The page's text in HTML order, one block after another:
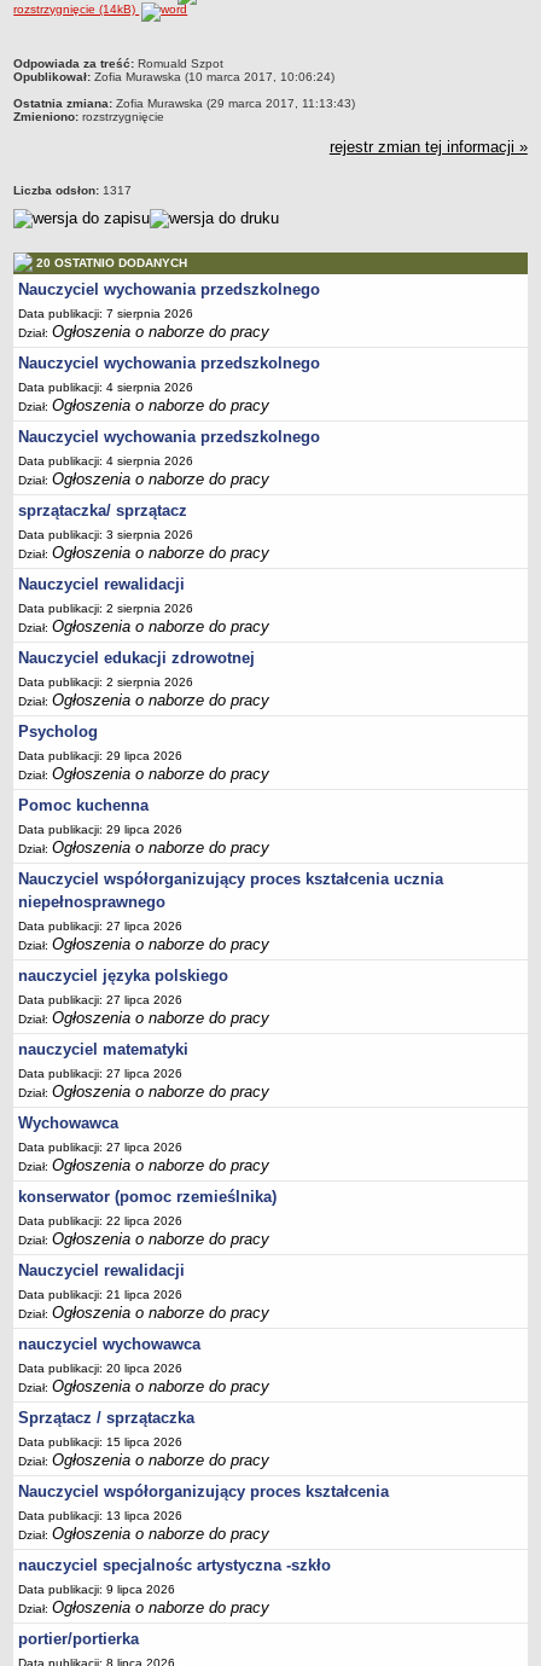
rozstrzygnięcie (14kB)
metryczka
Odpowiada za treść: Romuald Szpot
Opublikował: Zofia Murawska (10 marca 2017, 10:06:24)
Ostatnia zmiana: Zofia Murawska (29 marca 2017, 11:13:43)
Zmieniono: rozstrzygnięcie
rejestr zmian tej informacji »
Liczba odsłon: 1317
20 OSTATNIO DODANYCH
Nauczyciel wychowania przedszkolnego
Data publikacji: 7 sierpnia 2026
Dział:Ogłoszenia o naborze do pracy
Nauczyciel wychowania przedszkolnego
Data publikacji: 4 sierpnia 2026
Dział:Ogłoszenia o naborze do pracy
Nauczyciel wychowania przedszkolnego
Data publikacji: 4 sierpnia 2026
Dział:Ogłoszenia o naborze do pracy
sprzątaczka/ sprzątacz
Data publikacji: 3 sierpnia 2026
Dział:Ogłoszenia o naborze do pracy
Nauczyciel rewalidacji
Data publikacji: 2 sierpnia 2026
Dział:Ogłoszenia o naborze do pracy
Nauczyciel edukacji zdrowotnej
Data publikacji: 2 sierpnia 2026
Dział:Ogłoszenia o naborze do pracy
Psycholog
Data publikacji: 29 lipca 2026
Dział:Ogłoszenia o naborze do pracy
Pomoc kuchenna
Data publikacji: 29 lipca 2026
Dział:Ogłoszenia o naborze do pracy
Nauczyciel współorganizujący proces kształcenia ucznia
niepełnosprawnego
Data publikacji: 27 lipca 2026
Dział:Ogłoszenia o naborze do pracy
nauczyciel języka polskiego
Data publikacji: 27 lipca 2026
Dział:Ogłoszenia o naborze do pracy
nauczyciel matematyki
Data publikacji: 27 lipca 2026
Dział:Ogłoszenia o naborze do pracy
Wychowawca
Data publikacji: 27 lipca 2026
Dział:Ogłoszenia o naborze do pracy
konserwator (pomoc rzemieślnika)
Data publikacji: 22 lipca 2026
Dział:Ogłoszenia o naborze do pracy
Nauczyciel rewalidacji
Data publikacji: 21 lipca 2026
Dział:Ogłoszenia o naborze do pracy
nauczyciel wychowawca
Data publikacji: 20 lipca 2026
Dział:Ogłoszenia o naborze do pracy
Sprzątacz / sprzątaczka
Data publikacji: 15 lipca 2026
Dział:Ogłoszenia o naborze do pracy
Nauczyciel współorganizujący proces kształcenia
Data publikacji: 13 lipca 2026
Dział:Ogłoszenia o naborze do pracy
nauczyciel specjalnośc artystyczna -szkło
Data publikacji: 9 lipca 2026
Dział:Ogłoszenia o naborze do pracy
portier/portierka
Data publikacji: 8 lipca 2026